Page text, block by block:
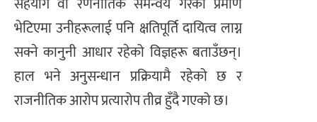
भेटिएमा उनीहरूलाई पनि क्षतिपूर्ति दायित्व लाग्न
सक्ने कानुनी आधार रहेको विज्ञहरू बताउँछन्।
हाल भने अनुसन्धान प्रक्रियामै रहेको छ र
राजनीतिक आरोप प्रत्यारोप तीव्र हुँदै गएको छ।